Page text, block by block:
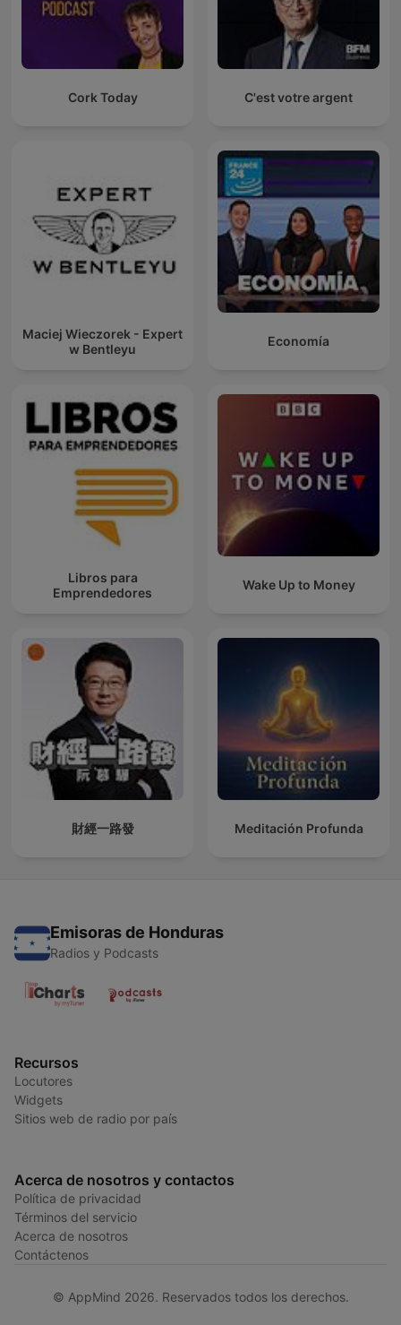
Cork Today C'est votre argent
Maciej Wieczorek - Expert
w Bentleyu
Economía
Libros para
Emprendedores
Wake Up to Money
財經一路發 Meditación Profunda
Emisoras de Honduras
Radios y Podcasts
Recursos
Locutores
Widgets
Sitios web de radio por país
Acerca de nosotros y contactos
Política de privacidad
Términos del servicio
Acerca de nosotros
Contáctenos
© AppMind 2026. Reservados todos los derechos.